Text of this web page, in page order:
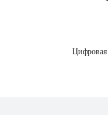
Цифровая